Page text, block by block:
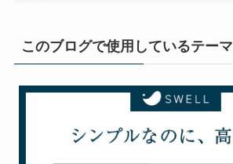
このブログで使用しているテーマ